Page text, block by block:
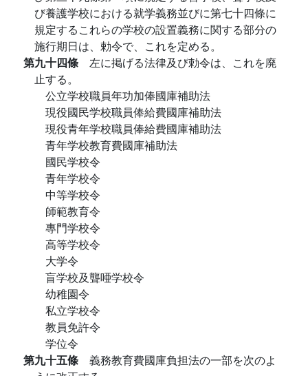
び養護学校における就学義務並びに第七十四條に
規定するこれらの学校の設置義務に関する部分の
施行期日は、勅令で、これを定める。
第九十四條 左に掲げる法律及び勅令は、これを廃
止する。
公立学校職員年功加俸國庫補助法
現役國民学校職員俸給費國庫補助法
現役青年学校職員俸給費國庫補助法
青年学校教育費國庫補助法
國民学校令
青年学校令
中等学校令
師範教育令
專門学校令
高等学校令
大学令
盲学校及聾唖学校令
幼稚園令
私立学校令
教員免許令
学位令
第九十五條 義務教育費國庫負担法の一部を次のよ